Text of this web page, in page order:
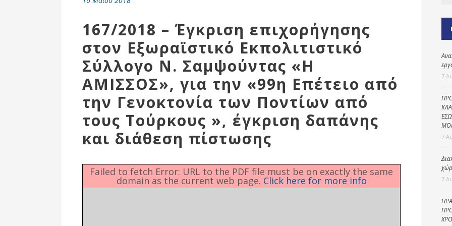
Δημοτικές
Ενότητες
Δημοτική
αστυνομία
Παιδικοί σταθμοί
Αθλητικές
Υποδομές
167/2018 – Έγκριση επιχορήγησης
στον Εξωραϊστικό Εκπολιτιστικό
Σύλλογο Ν. Σαμψούντας «Η
ΑΜΙΣΣΟΣ», για την «99η Επέτειο από
την Γενοκτονία των Ποντίων από
τους Τούρκους », έγκριση δαπάνης
και διάθεση πίστωσης
Failed to fetch Error: URL to the PDF file must be on exactly the same
domain as the current web page. Click here for more info
7
7
7